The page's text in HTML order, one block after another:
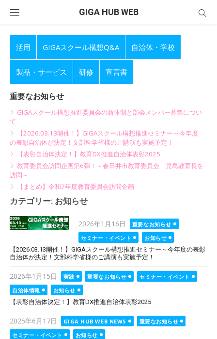
GIGA HUB WEB
活用 GIGAスクール構想Q&A 自治体・学校
製品・サービス 研修 宣言書
重要なお知らせ
GIGAスクール構想推進委員会の新体制と部会メンバー募集につい
て
【2026.03.13開催！】GIGAスクール構想推進セミナー～今年度
の表彰自治体が決定！文部科学省様のご講演も実施予定！
【表彰自治体決定！】教育DX推進自治体表彰2025
教育委員会訪問企画第6弾！～春日井市教育委員会 児島教育長を
訪問～
【まとめ】令和7年度教育委員会訪問企画
カテゴリー: お知らせ
Posted
on
2026年1月16日
重要なお知らせ
セミナー・イベント
お知らせ
【2026.03.13開催！】GIGAスクール構想推進セミナー～今年度の表彰
自治体が決定！文部科学省様のご講演も実施予定！
Posted
on
2026年1月15日 実践 重要なお知らせ
セミナー・イベント
自治体情報
お知らせ
【表彰自治体決定！】教育DX推進自治体表彰2025
Posted
on
2025年6月17日 GIGA HUB WEB NEWS
重要なお知らせ
セミナー・イベント
お知らせ